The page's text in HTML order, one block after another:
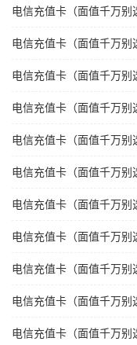
电信充值卡（面值千万
电信充值卡（面值千万别
电信充值卡（面值千万
电信充值卡（面值千万
电信充值卡（面值千万
电信充值卡（面值千万
电信充值卡（面值千万别
电信充值卡（面值千万
电信充值卡（面值千万
电信充值卡（面值千万
电信充值卡（面值千万别